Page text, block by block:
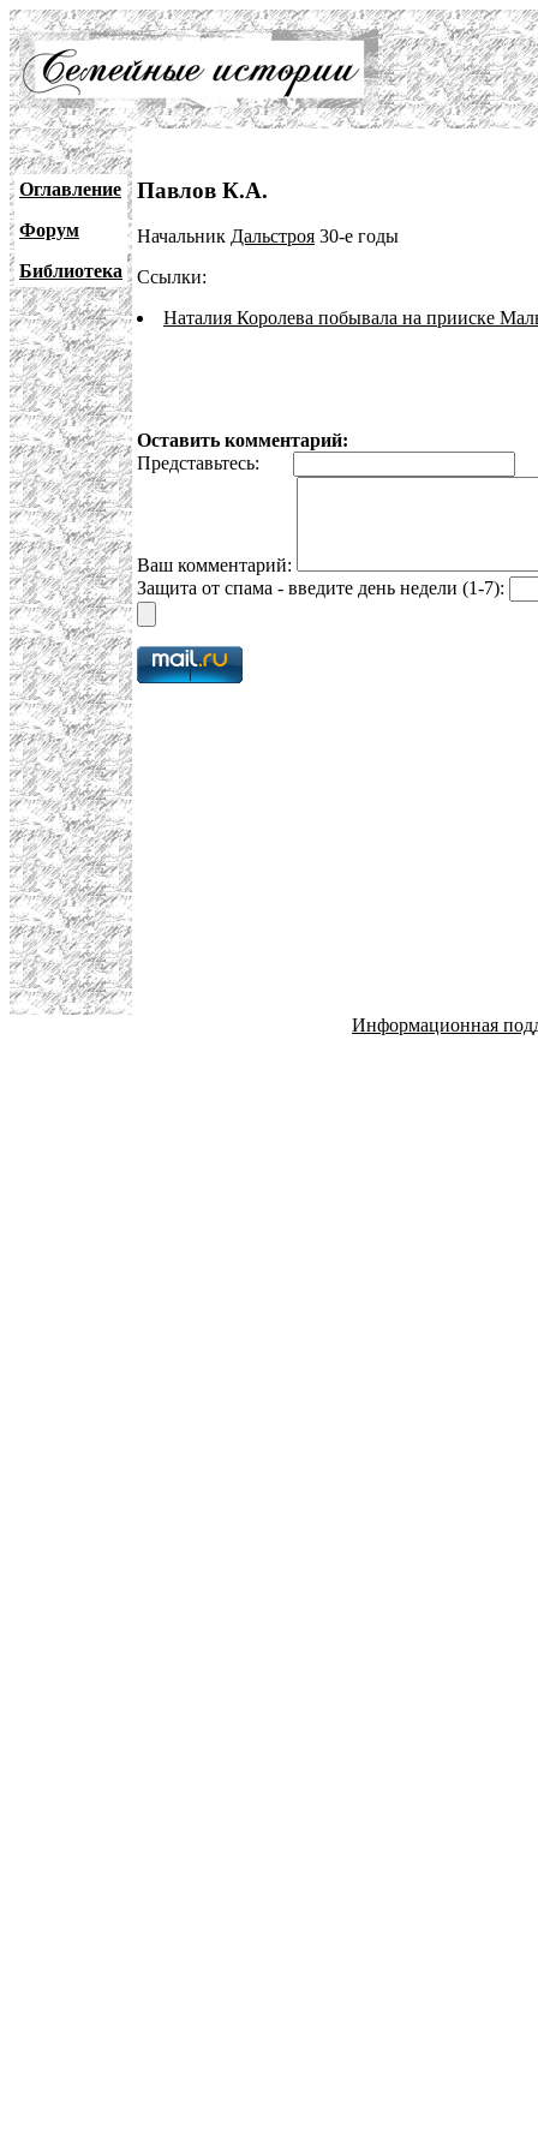
Оглавление
Форум
Библиотека
Павлов К.А.
Начальник Дальстроя 30-е годы
Ссылки:
Наталия Королева побывала на прииске
Оставить комментарий:
Представьтесь:
Ваш комментарий:
Защита от спама - введите день недели (1-7):
Информационная